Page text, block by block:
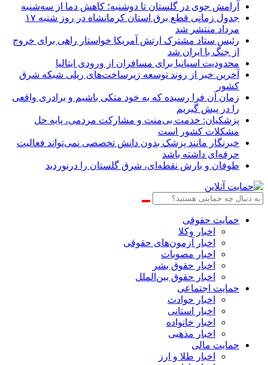
آرامش جوی در گلستان تا دوشنبه؛ کاهش دما از سه‌شنبه
جدول زمانی قطع برق استان کرمانشاه در روز شنبه ۱۷
مرداد منتشر شد
رئیس ستاد مشترک ارتش آمریکا خواستار راهی برای خروج
از جنگ با ایران شد
محدودیت اسپانیا برای مسافران از ورودی ایتالیا
آخرین خبر از روند توسعه زیرساخت‌های ریلی شبکه شرق
کشور
زمان آن فرا رسیده که به خود متکی باشیم و برادری واقعی
را در پیش گیریم
پزشکیان: خدمت بی‌منت و مشارکت مردمی، پایه حل
مشکلات کشور است
خبرنگار مانند پزشک بدون دانش تخصصی نمی‌تواند فعالیت
حرفه‌ای داشته باشد
طوفان و بارش نقطه‌ای، شرق گلستان را درنوردید
حمایت حقوقی
اخبار وکلا
اخبار آزمون‌های حقوقی
اخبار مصوبات
اخبار حقوق بشر
اخبار حقوق بین‌الملل
حمایت اجتماعی
اخبار حوادث
اخبار استانی
اخبار خانواده
اخبار مذهبی
حمایت مالی
اخبار طلا و ارز